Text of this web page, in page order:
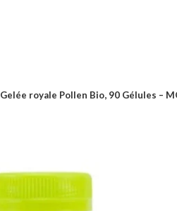
Gelée royale Pollen Bio, 90 Gélules –